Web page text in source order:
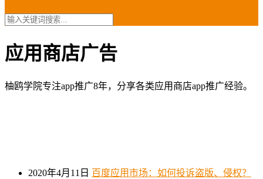
应用商店广告
柚鸥学院专注app推广8年，分享各类应用商店app推广经验。
2020年4月11日 百度应用市场：如何投诉盗版、侵权？